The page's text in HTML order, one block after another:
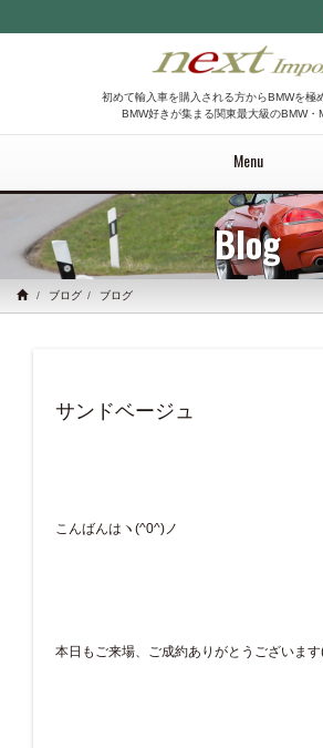
初めて輸入車を購入される方からBMWを極
BMW好きが集まる関東最大級のBMW・
Menu
Blog
ブログ ブログ
サンドベージュ
こんばんはヽ(^0^)ノ
本日もご来場、ご成約ありがとうございます